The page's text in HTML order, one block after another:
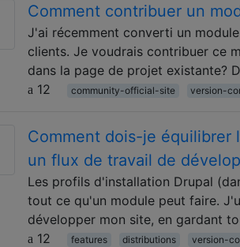
Comment contribuer un
J'ai récemment converti un
clients. Je voudrais contribuer ce
dans la page de projet existante?
12
community-official-site version-
Comment dois-je
un flux de travail de
Les profils d'installation Drupal
tout ce qu'un module peut faire.
développer mon site, en gardant
12
features distributions version-